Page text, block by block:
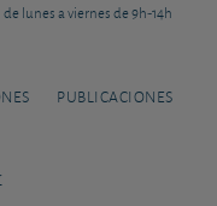
de lunes a viernes de 9h-14h
PUBLICACIONES